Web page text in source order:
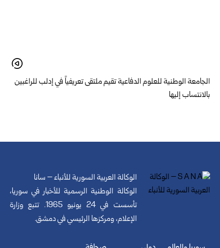
الجامعة الوطنية للعلوم الدفاعية تقيم ملتقى تعريفياً في إدلب للراغبين
بالانتساب إليها
الوكالة العربية السورية للأنباء – سانا
الوكالة الوطنية الرسمية للأخبار في سوريا،
تأسست في 24 يونيو 1965. تتبع وزارة
الإعلام، ومركزها الرئيسي في دمشق.